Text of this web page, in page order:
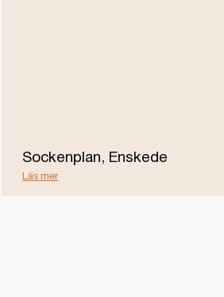
Sockenplan, Enskede
Läs mer